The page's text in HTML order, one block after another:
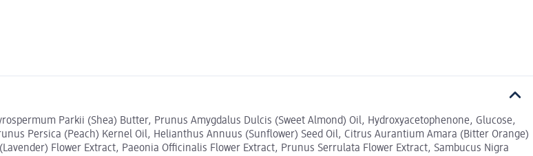
Parkii (Shea) Butter, Prunus Amygdalus Dulcis (Sweet Almond) Oil, Hydroxyacetophenone, Glucose,
Persica (Peach) Kernel Oil, Helianthus Annuus (Sunflower) Seed Oil, Citrus Aurantium Amara (Bitter Orange)
Flower Extract, Paeonia Officinalis Flower Extract, Prunus Serrulata Flower Extract, Sambucus Nigra